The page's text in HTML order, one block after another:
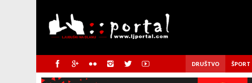
DRUŠTVO ŠPORT